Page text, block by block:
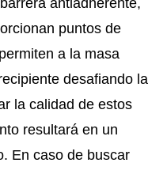
antiadherente,
puntos de
a la masa
desafiando la
la calidad de estos
resultará en un
En caso de buscar